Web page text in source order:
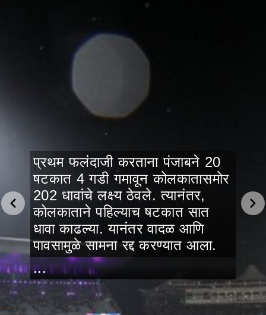
प्रथम फलंदाजी करताना पंजाबने 20
षटकात 4 गडी गमावून कोलकातासमोर
202 धावांचे लक्ष्य ठेवले. त्यानंतर,
कोलकाताने पहिल्याच षटकात सात
धावा काढल्या. यानंतर वादळ आणि
पावसामुळे सामना रद्द करण्यात आला.
...